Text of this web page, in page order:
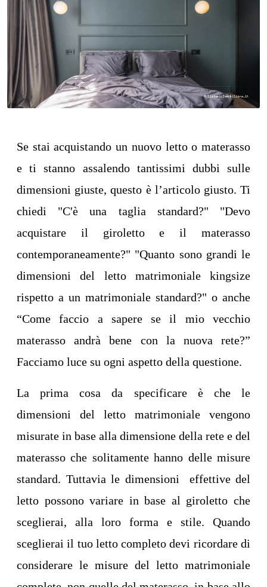
Se stai acquistando un nuovo letto o materasso
e ti stanno assalendo tantissimi dubbi sulle
dimensioni giuste, questo è l’articolo giusto. Ti
chiedi "C'è una taglia standard?" "Devo
acquistare il giroletto e il materasso
contemporaneamente?" "Quanto sono grandi le
dimensioni del letto matrimoniale kingsize
rispetto a un matrimoniale standard?" o anche
“Come faccio a sapere se il mio vecchio
materasso andrà bene con la nuova rete?”
Facciamo luce su ogni aspetto della questione.
La prima cosa da specificare è che le
dimensioni del letto matrimoniale vengono
misurate in base alla dimensione della rete e del
materasso che solitamente hanno delle misure
standard. Tuttavia le dimensioni effettive del
letto possono variare in base al giroletto che
sceglierai, alla loro forma e stile. Quando
sceglierai il tuo letto completo devi ricordare di
considerare le misure del letto matrimoniale